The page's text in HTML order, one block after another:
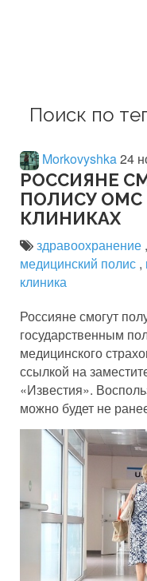
Поиск по
Morkovyshka24
РОССИЯНЕ
ПОЛИСУ ОМС
КЛИНИКАХ
здравоохранение ,
медицинский полис ,
клиника
Россияне смогут
государственным
медицинского
ссылкой на
«Известия».
можно будет не